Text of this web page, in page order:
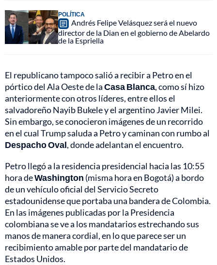
POLÍTICA
Andrés Felipe Velásquez será el nuevo
director de la Dian en el gobierno de Abelardo
de la Espriella
El republicano tampoco salió a recibir a Petro en el
pórtico del Ala Oeste de laCasa Blanca, como sí hizo
anteriormente con otros líderes, entre ellos el
salvadoreño Nayib Bukele y el argentino Javier Milei.
Sin embargo, se conocieron imágenes de un recorrido
en el cual Trump saluda a Petro y caminan con rumbo al
Despacho Oval, donde adelantan el encuentro.
Petro llegó a la residencia presidencial hacia las 10:55
hora deWashington (misma hora en Bogotá) a bordo
de un vehículo oficial del Servicio Secreto
estadounidense que portaba una bandera de Colombia.
En las imágenes publicadas por la Presidencia
colombiana se ve a los mandatarios estrechando sus
manos de manera cordial, en lo que parece ser un
recibimiento amable por parte del mandatario de
Estados Unidos.